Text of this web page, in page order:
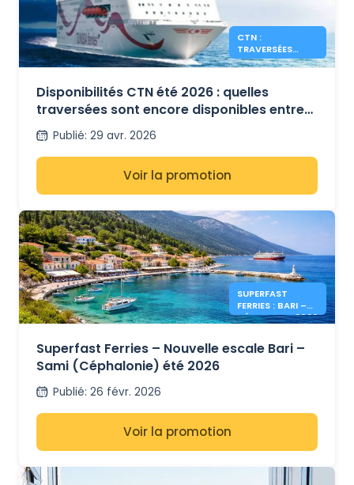
CTN :
TRAVERSÉES
ENCORE
POUR L’ÉTÉ 2026
Disponibilités CTN été 2026 : quelles
traversées sont encore disponibles entre
la Tunisie, la France et l’Italie ?
Publié: 29 avr. 2026
Voir la promotion
SUPERFAST
FERRIES : BARI –
CÉPHALONIE 2026
Superfast Ferries – Nouvelle escale Bari –
Sami (Céphalonie) été 2026
Publié: 26 févr. 2026
Voir la promotion